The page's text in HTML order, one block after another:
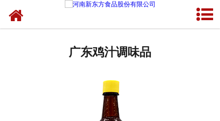
广东熟食品
广东调味品
广东鸡汁调味品